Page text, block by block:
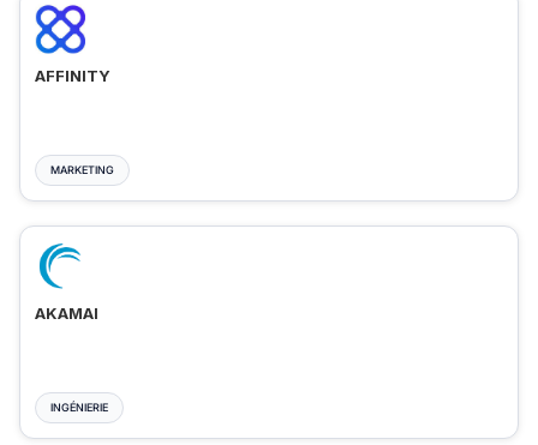
AFFINITY
MARKETING
AKAMAI
INGÉNIERIE